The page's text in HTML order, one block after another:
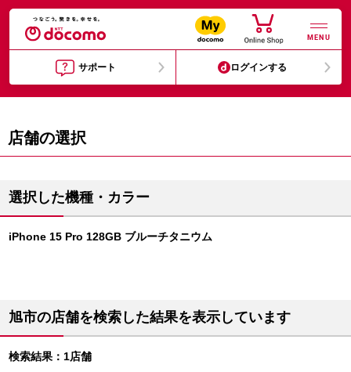
MENU
サポート ログインする
店舗の選択
選択した機種・カラー
iPhone 15 Pro 128GB ブルーチタニウム
旭市の店舗を検索した結果を表示しています
検索結果：1店舗